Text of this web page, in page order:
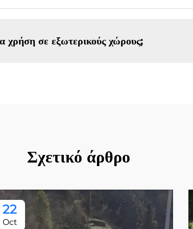
χρήση σε εξωτερικούς χώρους;
Σχετικό άρθρο
22
Oct